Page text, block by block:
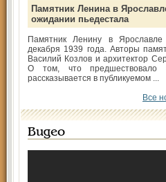
Памятник Ленина в
ожидании пьедестала
Памятник Ленину в
декабря 1939 года. Авторы
Василий Козлов и архитектор
О том, что предшествовало
рассказывается в публикуемом ...
Все
Видео